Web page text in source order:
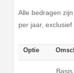
Alle bedragen
per jaar, exclusief
Optie